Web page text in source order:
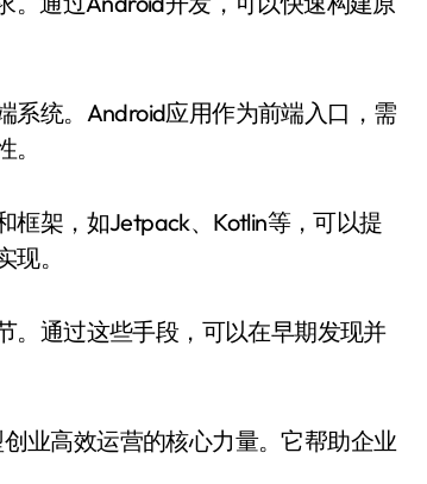
系统。Android应用作为前端入口，需
框架，如Jetpack、Kotlin等，可以提
。
。通过这些手段，可以在早期发现并
业高效运营的核心力量。它帮助企业